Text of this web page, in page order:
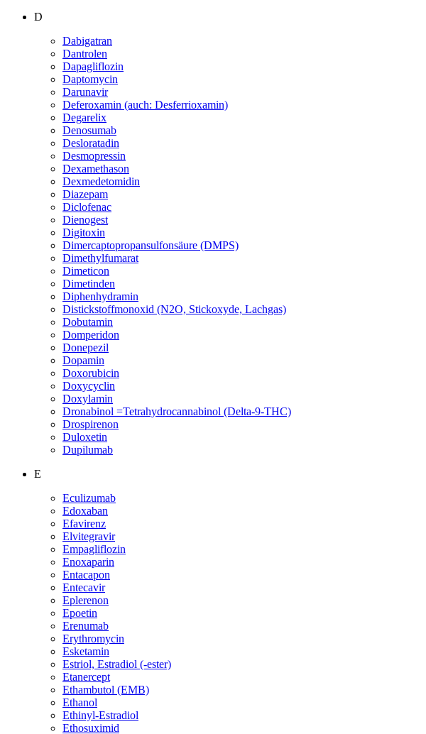
D
Dabigatran
Dantrolen
Dapagliflozin
Daptomycin
Darunavir
Deferoxamin (auch: Desferrioxamin)
Degarelix
Denosumab
Desloratadin
Desmopressin
Dexamethason
Dexmedetomidin
Diazepam
Diclofenac
Dienogest
Digitoxin
Dimercaptopropansulfonsäure (DMPS)
Dimethylfumarat
Dimeticon
Dimetinden
Diphenhydramin
Distickstoffmonoxid (N2O, Stickoxyde, Lachgas)
Dobutamin
Domperidon
Donepezil
Dopamin
Doxorubicin
Doxycyclin
Doxylamin
Dronabinol =Tetrahydrocannabinol (Delta-9-THC)
Drospirenon
Duloxetin
Dupilumab
E
Eculizumab
Edoxaban
Efavirenz
Elvitegravir
Empagliflozin
Enoxaparin
Entacapon
Entecavir
Eplerenon
Epoetin
Erenumab
Erythromycin
Esketamin
Estriol, Estradiol (-ester)
Etanercept
Ethambutol (EMB)
Ethanol
Ethinyl-Estradiol
Ethosuximid